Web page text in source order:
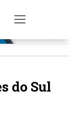
Toggle
do Sul